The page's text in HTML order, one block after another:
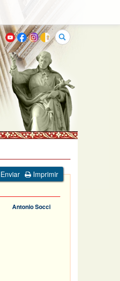
Buscar
Enviar
Imprimir
Antonio Socci